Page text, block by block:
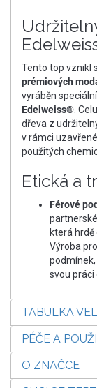
Tento top vznikl
prémiových
vyráběn
Edelweiss® .
dřeva z
v rámci
použitých
Etická a
Férové
která hrdě
Výroba
svou
TABULKA
PÉČE A
O ZNAČCE